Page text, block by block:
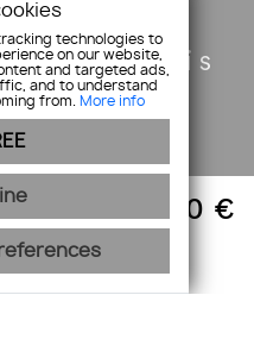
predaj útulná
kopci s
vnútrobloku
Staré Mesto
178 900 €
technologies to
on our website,
and targeted ads,
and to understand
from. More info